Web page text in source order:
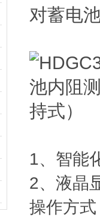
对蓄电
1、智能
2、液晶
操作方